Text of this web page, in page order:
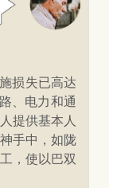
损失已高达
、电力和通
提供基本人
手中，如陇
，使以巴双